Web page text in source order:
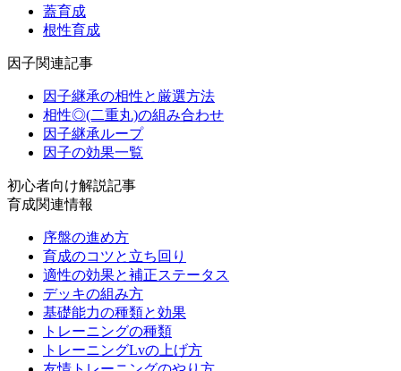
蓋育成
根性育成
因子関連記事
因子継承の相性と厳選方法
相性◎(二重丸)の組み合わせ
因子継承ループ
因子の効果一覧
初心者向け解説記事
育成関連情報
序盤の進め方
育成のコツと立ち回り
適性の効果と補正ステータス
デッキの組み方
基礎能力の種類と効果
トレーニングの種類
トレーニングLvの上げ方